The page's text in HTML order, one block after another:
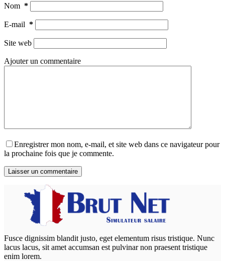
Nom *
E-mail *
Site web
Ajouter un commentaire
Enregistrer mon nom, e-mail, et site web dans ce navigateur pour
la prochaine fois que je commente.
Laisser un commentaire
Fusce dignissim blandit justo, eget elementum risus tristique. Nunc
lacus lacus, sit amet accumsan est pulvinar non praesent tristique
enim lorem.